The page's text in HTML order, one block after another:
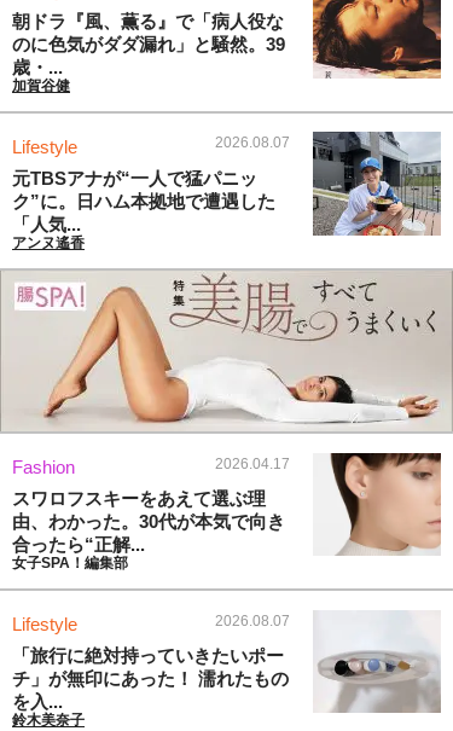
朝ドラ『風、薫る』で「病人役な
のに色気がダダ漏れ」と騒然。39
歳・...
加賀谷健
Lifestyle 2026.08.07
元TBSアナが“一人で猛パニッ
ク”に。日ハム本拠地で遭遇した
「人気...
アンヌ遙香
Fashion 2026.04.17
スワロフスキーをあえて選ぶ理
由、わかった。30代が本気で向き
合ったら“正解...
女子SPA！編集部
Lifestyle 2026.08.07
「旅行に絶対持っていきたいポー
チ」が無印にあった！ 濡れたもの
を入...
鈴木美奈子